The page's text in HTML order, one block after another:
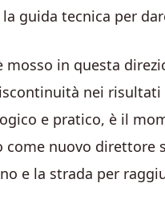
guida tecnica per
mosso in questa
nei
e pratico, è il
come nuovo direttore
e la strada per